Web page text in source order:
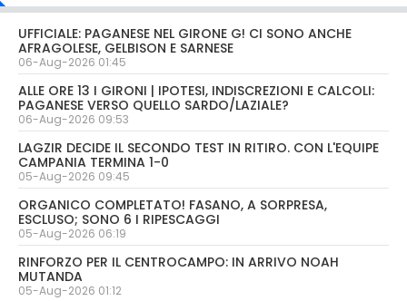
UFFICIALE: PAGANESE NEL GIRONE G! CI SONO ANCHE
AFRAGOLESE, GELBISON E SARNESE
06-Aug-2026 01:45
ALLE ORE 13 I GIRONI | IPOTESI, INDISCREZIONI E CALCOLI:
PAGANESE VERSO QUELLO SARDO/LAZIALE?
06-Aug-2026 09:53
LAGZIR DECIDE IL SECONDO TEST IN RITIRO. CON L'EQUIPE
CAMPANIA TERMINA 1-0
05-Aug-2026 09:45
ORGANICO COMPLETATO! FASANO, A SORPRESA,
ESCLUSO; SONO 6 I RIPESCAGGI
05-Aug-2026 06:19
RINFORZO PER IL CENTROCAMPO: IN ARRIVO NOAH
MUTANDA
05-Aug-2026 01:12